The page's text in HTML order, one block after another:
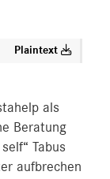
Plaintext
als
Beratung
Tabus
aufbrechen